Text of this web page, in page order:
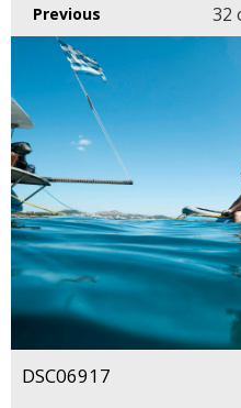
Previous 32
DSC06917